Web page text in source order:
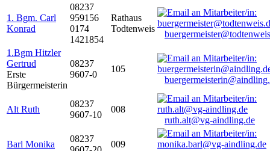
1. Bgm. Carl
Konrad
08237
959156
0174
1421854
Rathaus
Todtenweis
1.Bgm Hitzler
Gertrud
Erste
Bürgermeisterin
08237
9607-0
105
Alt Ruth
08237
9607-10
008
ruth.alt@vg-aindling.de
Barl Monika
08237
009